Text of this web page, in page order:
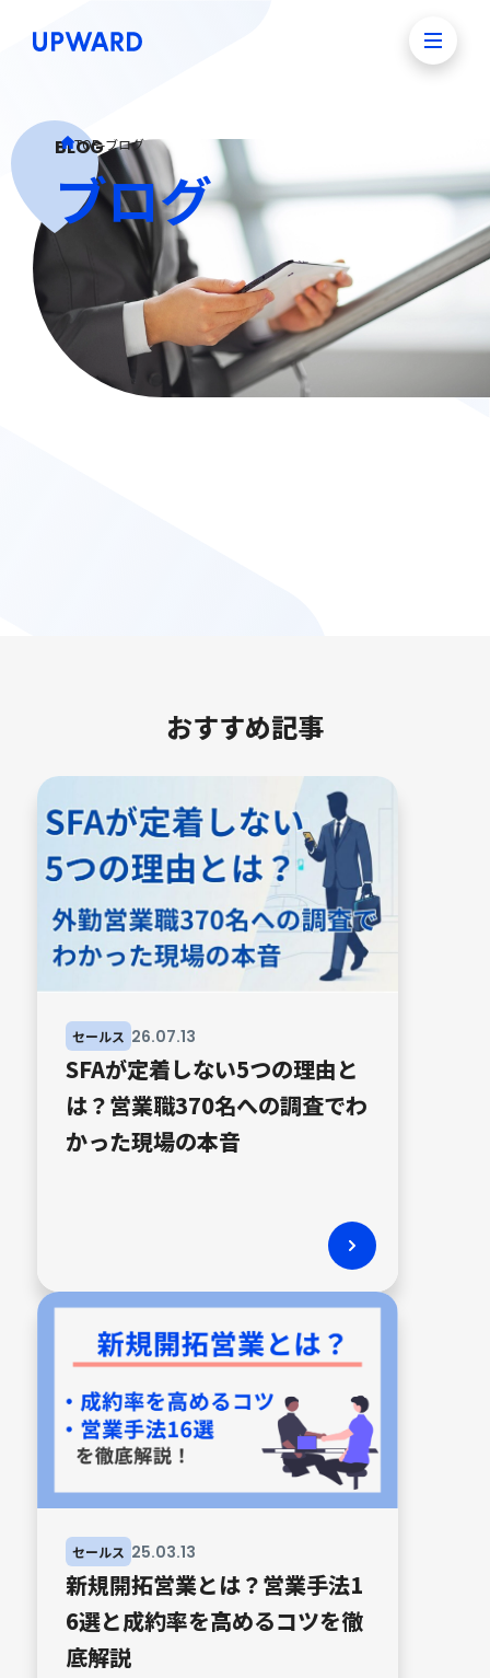
TOP-ブログ
BLOG
ブログ
おすすめ記事
セールス 26.07.13
SFAが定着しない5つの理由と
は？営業職370名への調査でわ
かった現場の本音
セールス 25.03.13
新規開拓営業とは？営業手法1
6選と成約率を高めるコツを徹
底解説